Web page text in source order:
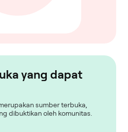
yang dapat
sumber terbuka,
dibuktikan oleh komunitas.